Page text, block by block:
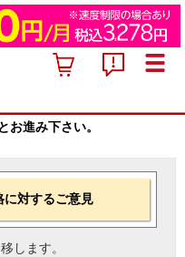
お進み下さい。
に対するご意見
します。